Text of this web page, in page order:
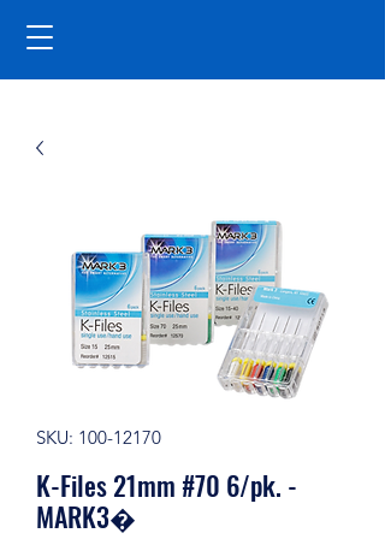
SKU: 100-12170
K-Files 21mm #70 6/pk. -
MARK3�